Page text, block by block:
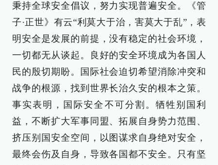
秉持全球安全倡议，努力实现普遍安全。《管
子·正世》有云“利莫大于治，害莫大于乱”，表
明安全是发展的前提，没有稳定的社会环境，
一切都无从谈起。良好的安全环境成为各国人
民的殷切期盼。国际社会迫切希望消除冲突和
战争的根源，找到世界长治久安的根本之策。
事实表明，国际安全不可分割。牺牲别国利
益，不断扩大军事同盟、拓展自身势力范围、
挤压别国安全空间，以图谋求自身绝对安全，
最终会伤及自身，导致各国都不安全。只有坚